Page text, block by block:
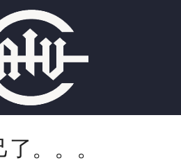
。。。